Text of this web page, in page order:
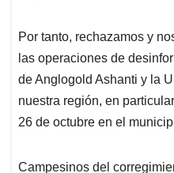
Por tanto, rechazamos y
las operaciones de
de Anglogold Ashanti y la
nuestra región, en
26 de octubre en el
Campesinos del